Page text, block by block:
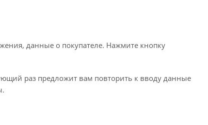
данные о покупателе. Нажмите кнопку
раз предложит вам повторить к вводу данные